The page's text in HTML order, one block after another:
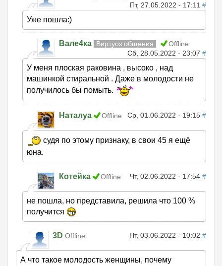
Пт, 27.05.2022 - 17:11 #
Уже пошла:)
Вале4ка Виртуоз общения
Offline
Сб, 28.05.2022 - 23:07 #
У меня плоская раковина , высоко , над
машинкой стиральной . Даже в молодости не
получилось бы помыть.
Наталya Offline Ср, 01.06.2022 - 19:15 #
судя по этому признаку, в свои 45 я ещё
юна.
Котейка Offline Чт, 02.06.2022 - 17:54 #
не пошла, но представила, решила что 100 %
получится
3D Offline Пт, 03.06.2022 - 10:02 #
А что такое молодость женщины, почему